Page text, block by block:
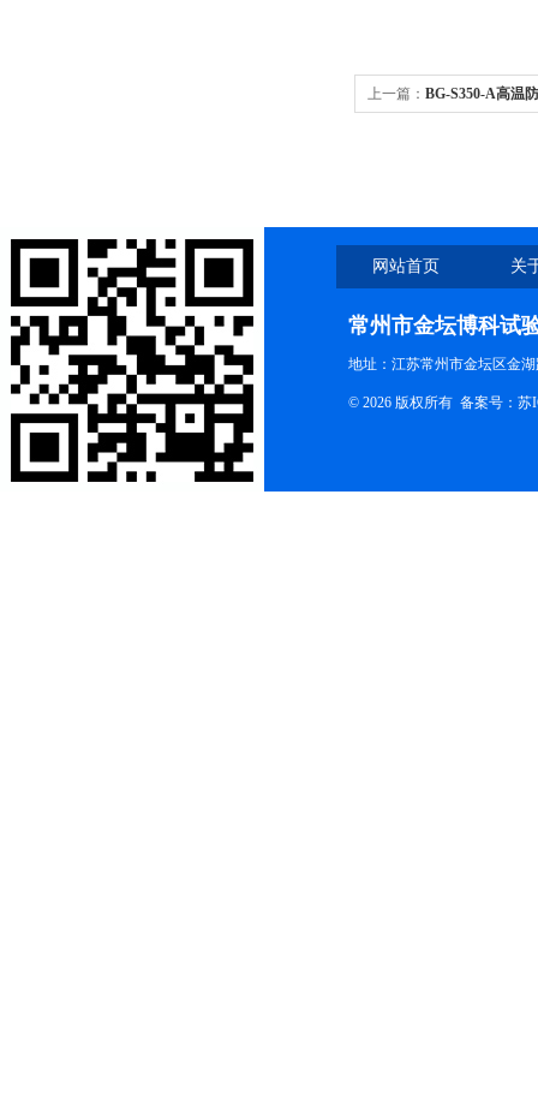
上一篇： BG-S350-A高温
网站首页 关
联系我们
常州市金坛博科试
地址：江苏常州市金坛区金湖
© 2026 版权所有 备案号： 苏